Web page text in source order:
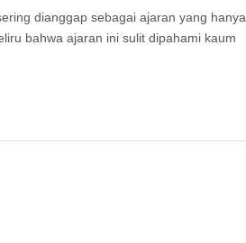
dianggap sebagai ajaran yang hanya
bahwa ajaran ini sulit dipahami kaum